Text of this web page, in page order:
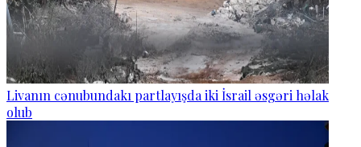
Livanın cənubundakı partlayışda iki İsrail əsgəri həlak
olub